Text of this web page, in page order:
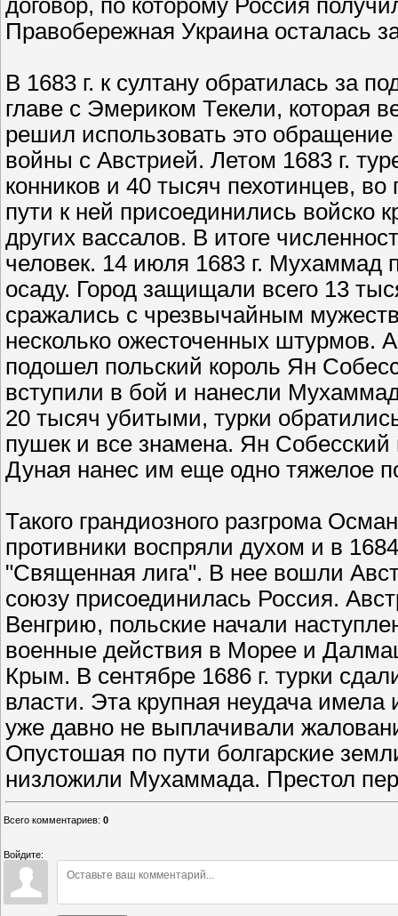
договор, по которому Россия
Правобережная Украина осталась
В 1683 г. к султану обратилась за
главе с Эмериком Текели, которая
решил использовать это
войны с Австрией. Летом 1683 г.
конников и 40 тысяч пехотинцев,
пути к ней присоединились войско
других вассалов. В итоге
человек. 14 июля 1683 г. Мухаммад
осаду. Город защищали всего 13
сражались с чрезвычайным
несколько ожесточенных штурмов.
подошел польский король Ян
вступили в бой и нанесли
20 тысяч убитыми, турки
пушек и все знамена. Ян
Дуная нанес им еще одно тяжелое
Такого грандиозного разгрома
противники воспряли духом и в
"Священная лига". В нее вошли
союзу присоединилась Россия.
Венгрию, польские начали
военные действия в Морее и
Крым. В сентябре 1686 г. турки
власти. Эта крупная неудача
уже давно не выплачивали
Опустошая по пути болгарские
низложили Мухаммада. Престол
Всего комментариев: 0
Войдите: